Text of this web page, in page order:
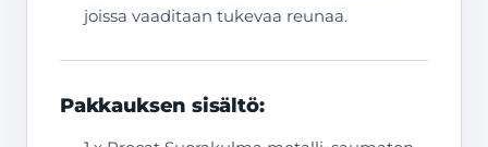
joissa vaaditaan tukevaa reunaa.
Pakkauksen sisältö: